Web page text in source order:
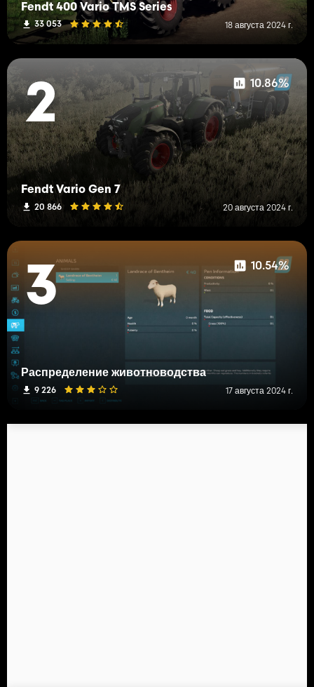
Fendt 400 Vario TMS Series
33 053 18 августа 2024 г.
2 10.86%
Fendt Vario Gen 7
20 866 20 августа 2024 г.
3 10.54%
Распределение животноводства
9 226 17 августа 2024 г.